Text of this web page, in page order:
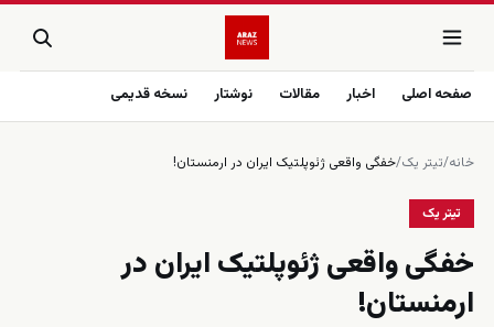
صفحه اصلی اخبار مقالات نوشتار نسخه قدیمی
خانه/تیتر یک/خفگی واقعی ژئوپلتیک ایران در ارمنستان!
تیتر یک
خفگی واقعی ژئوپلتیک ایران در
ارمنستان!